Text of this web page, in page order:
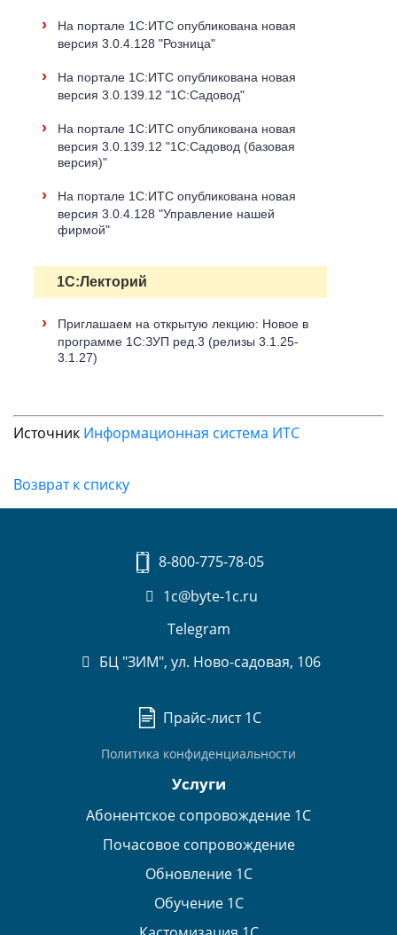
›
На портале 1С:ИТС опубликована новая
версия 3.0.4.128 "Розница"
›
На портале 1С:ИТС опубликована новая
версия 3.0.139.12 "1С:Садовод"
›
На портале 1С:ИТС опубликована новая
версия 3.0.139.12 "1С:Садовод (базовая
версия)"
›
На портале 1С:ИТС опубликована новая
версия 3.0.4.128 "Управление нашей
фирмой"
1С:Лекторий
›
Приглашаем на открытую лекцию: Новое в
программе 1С:ЗУП ред.3 (релизы 3.1.25-
3.1.27)
Источник Информационная система ИТС
Возврат к списку
8-800-775-78-05
1c@byte-1c.ru
Telegram
БЦ "ЗИМ", ул. Ново-садовая, 106
Прайс-лист 1С
Политика конфиденциальности
Услуги
Абонентское сопровождение 1С
Почасовое сопровождение
Обновление 1С
Обучение 1С